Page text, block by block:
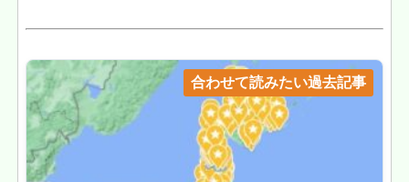
合わせて読みたい過去記事